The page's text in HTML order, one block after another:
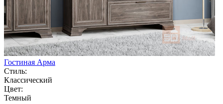
Гостиная Арма
Стиль:
Классический
Цвет:
Темный